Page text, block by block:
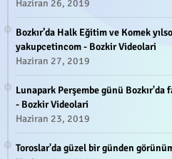
Haziran 26, 2019
Bozkır’da Halk Eğitim ve Komek
yakupcetincom - Bozkir Videolari
Haziran 27, 2019
Lunapark Perşembe günü
- Bozkir Videolari
Haziran 23, 2019
Toroslar'da güzel bir günden